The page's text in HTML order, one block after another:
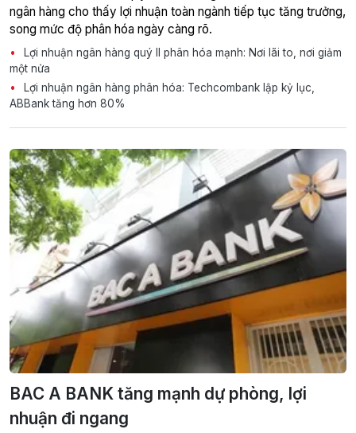
ngân hàng cho thấy lợi nhuận toàn ngành tiếp tục tăng trưởng,
song mức độ phân hóa ngày càng rõ.
Lợi nhuận ngân hàng quý II phân hóa mạnh: Nơi lãi to, nơi giảm
một nửa
Lợi nhuận ngân hàng phân hóa: Techcombank lập kỷ lục,
ABBank tăng hơn 80%
BAC A BANK tăng mạnh dự phòng, lợi
nhuận đi ngang